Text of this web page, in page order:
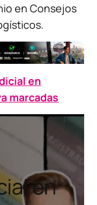
en Consejos
en
marcadas
en